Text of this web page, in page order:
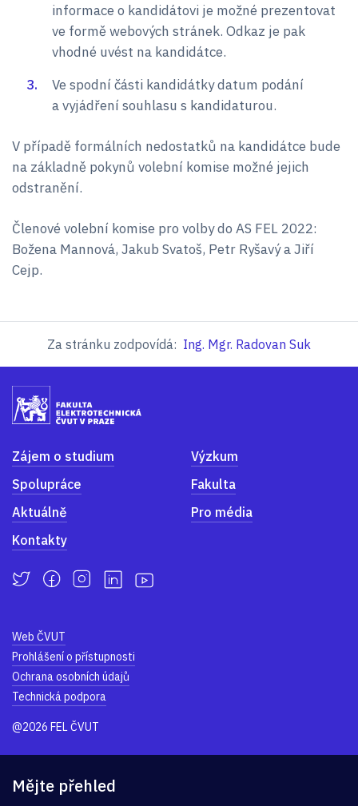
informace o kandidátovi je možné prezentovat
ve formě webových stránek. Odkaz je pak
vhodné uvést na kandidátce.
Ve spodní části kandidátky datum podání
a vyjádření souhlasu s kandidaturou.
V případě formálních nedostatků na kandidátce bude
na základně pokynů volební komise možné jejich
odstranění.
Členové volební komise pro volby do AS FEL 2022:
Božena Mannová, Jakub Svatoš, Petr Ryšavý a Jiří
Cejp.
Za stránku zodpovídá: Ing. Mgr. Radovan Suk
Zájem o studium
Výzkum
Spolupráce
Fakulta
Aktuálně
Pro média
Kontakty
Web ČVUT
Prohlášení o přístupnosti
Ochrana osobních údajů
Technická podpora
@2026 FEL ČVUT
Mějte přehled